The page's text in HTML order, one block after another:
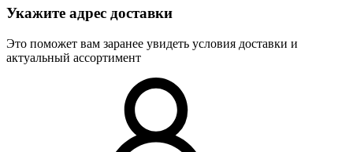
Укажите адрес доставки
Это поможет вам заранее увидеть условия доставки и
актуальный ассортимент